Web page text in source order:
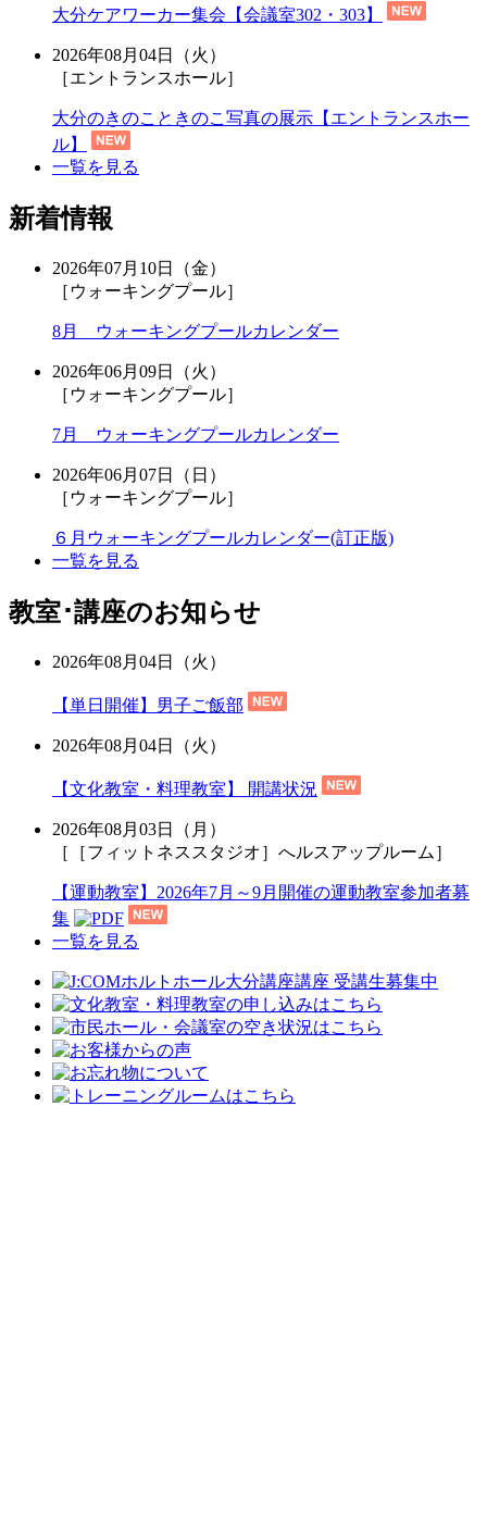
大分ケアワーカー集会【会議室302・303】
2026年08月04日（火）
［エントランスホール］
大分のきのこときのこ写真の展示【エントランスホー
ル】
一覧を見る
新着情報
2026年07月10日（金）
［ウォーキングプール］
8月 ウォーキングプールカレンダー
2026年06月09日（火）
［ウォーキングプール］
7月 ウォーキングプールカレンダー
2026年06月07日（日）
［ウォーキングプール］
６月ウォーキングプールカレンダー(訂正版)
一覧を見る
教室･講座のお知らせ
2026年08月04日（火）
【単日開催】男子ご飯部
2026年08月04日（火）
【文化教室・料理教室】 開講状況
2026年08月03日（月）
［［フィットネススタジオ］へルスアップルーム］
【運動教室】2026年7月～9月開催の運動教室参加者募
集
一覧を見る